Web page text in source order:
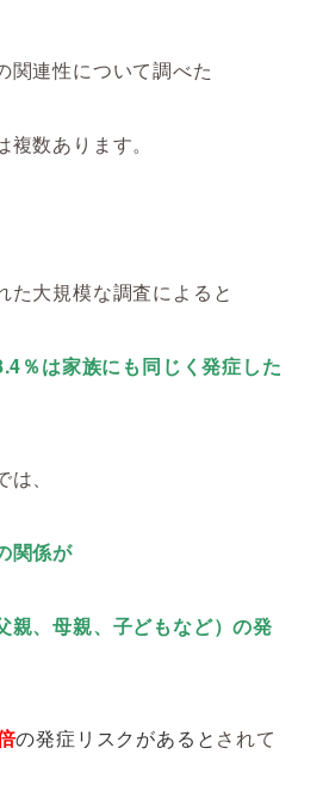
関連性について調べた
数あります。
た大規模な調査によると
％は家族にも同じく発症した
、
関係が
親、母親、子どもなど）の発
の発症リスクがある と されて